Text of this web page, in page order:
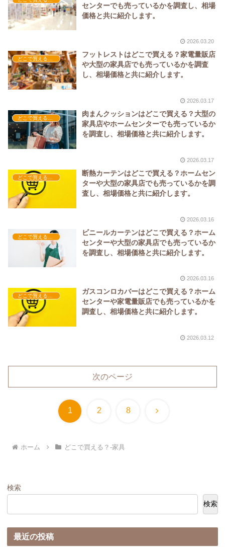
センターでも売っているかを調査し、相場
価格と共に紹介します。
2026.03.20
どこで買える？-家具
フットレストはどこで買える？家電量販店
や大型の家具店でも売っているかを調査
し、相場価格と共に紹介します。
2026.03.17
肉まんクッションはどこで買える？大型の
家具店やホームセンターでも売っているか
を調査し、相場価格と共に紹介します。
2026.03.17
断熱カーテンはどこで買える？ホームセン
ターや大型の家具店でも売っているかを調
査し、相場価格と共に紹介します。
2026.03.16
ビニールカーテンはどこで買える？ホーム
センターや大型の家具店でも売っているか
を調査し、相場価格と共に紹介します。
2026.03.16
どこで買える？-家具
ガスコンロカバーはどこで買える？ホーム
センターや家電量販店でも売っているかを
調査し、相場価格と共に紹介します。
2026.03.12
次のページ
1 2 8 次
ホーム どこで買える？-家具
検索
検索
最近の投稿